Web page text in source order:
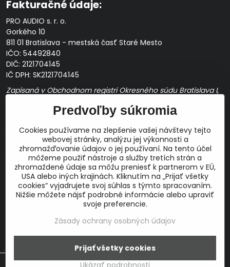
Fakturačné údaje:
PRO AUDIO s. r. o.
Gorkého 10
811 01 Bratislava - mestská časť Staré Mesto
IČO: 54492840
DIČ: 2121704145
IČ DPH: SK2121704145
Zapísaná v Obchodnom registri Okresného súdu Bratislava I,
Prevádzková doba: pracovné dni10:00 - 14:00
E-mail:
obchod@proaudio.sk
Bankové spojenie:
Slovenská sporiteľňa, a.s.
IBAN: SK48 0900 0000 0051 9050 9782
SWIFT: GIBASKBX
©2026Copyright
Predvoľby súkromiaZásady ochrany osobných údajov
Predvoľby súkromia
Cookies používame na zlepšenie vašej návštevy tejto
webovej stránky, analýzu jej výkonnosti a
zhromažďovanie údajov o jej používaní. Na tento účel
môžeme použiť nástroje a služby tretích strán a
zhromaždené údaje sa môžu preniesť k partnerom v EÚ,
USA alebo iných krajinách. Kliknutím na „Prijať všetky
cookies“ vyjadrujete svoj súhlas s týmto spracovaním.
Nižšie môžete nájsť podrobné informácie alebo upraviť
svoje preferencie.
Zásady ochrany osobných údajov
Ukázať podrobnosti
Prijať všetky cookies
Táto stránka používa cookies.Viac info